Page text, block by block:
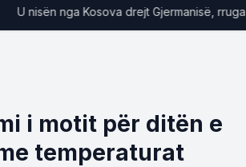
nisën nga Kosova drejt Gjermanisë, rruga
i motit për ditën e
temperaturat